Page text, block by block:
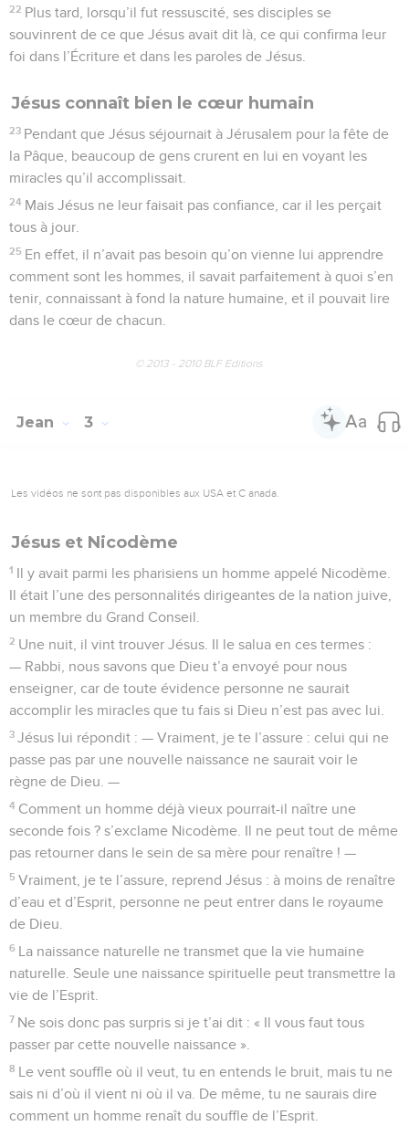
22 Plus tard, lorsqu’il fut ressuscité, ses disciples se
souvinrent de ce que Jésus avait dit là, ce qui confirma leur
foi dans l’Écriture et dans les paroles de Jésus.
Jésus connaît bien le cœur humain
23 Pendant que Jésus séjournait à Jérusalem pour la fête de
la Pâque, beaucoup de gens crurent en lui en voyant les
miracles qu’il accomplissait.
24 Mais Jésus ne leur faisait pas confiance, car il les perçait
tous à jour.
25 En effet, il n’avait pas besoin qu’on vienne lui apprendre
comment sont les hommes, il savait parfaitement à quoi s’en
tenir, connaissant à fond la nature humaine, et il pouvait lire
dans le cœur de chacun.
© 2013 - 2010 BLF Editions
Jean 3
Les vidéos ne sont pas disponibles aux USA et C anada.
Jésus et Nicodème
1 Il y avait parmi les pharisiens un homme appelé Nicodème.
Il était l’une des personnalités dirigeantes de la nation juive,
un membre du Grand Conseil.
2 Une nuit, il vint trouver Jésus. Il le salua en ces termes :
— Rabbi, nous savons que Dieu t’a envoyé pour nous
enseigner, car de toute évidence personne ne saurait
accomplir les miracles que tu fais si Dieu n’est pas avec lui.
3 Jésus lui répondit : — Vraiment, je te l’assure : celui qui ne
passe pas par une nouvelle naissance ne saurait voir le
règne de Dieu. —
4 Comment un homme déjà vieux pourrait-il naître une
seconde fois ? s’exclame Nicodème. Il ne peut tout de même
pas retourner dans le sein de sa mère pour renaître ! —
5 Vraiment, je te l’assure, reprend Jésus : à moins de renaître
d’eau et d’Esprit, personne ne peut entrer dans le royaume
de Dieu.
6 La naissance naturelle ne transmet que la vie humaine
naturelle. Seule une naissance spirituelle peut transmettre la
vie de l’Esprit.
7 Ne sois donc pas surpris si je t’ai dit : « Il vous faut tous
passer par cette nouvelle naissance ».
8 Le vent souffle où il veut, tu en entends le bruit, mais tu ne
sais ni d’où il vient ni où il va. De même, tu ne saurais dire
comment un homme renaît du souffle de l’Esprit.